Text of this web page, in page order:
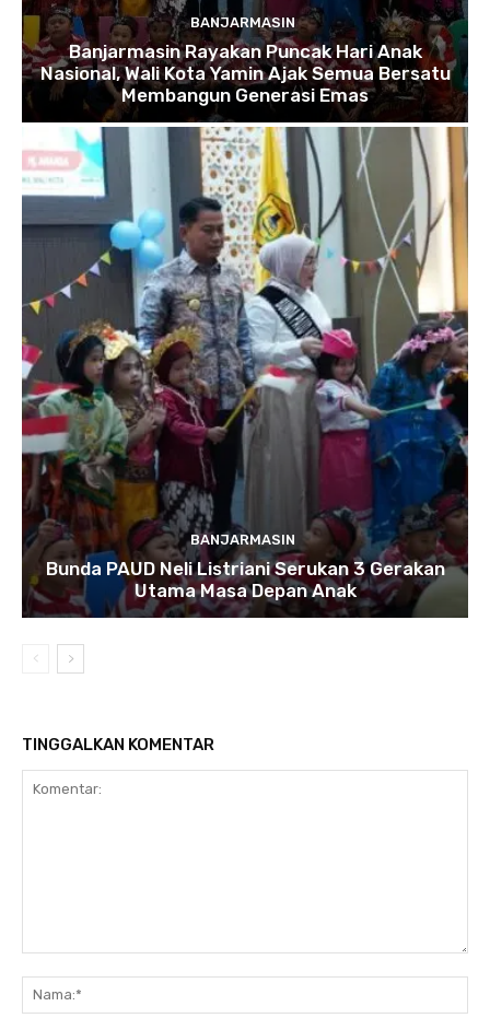
BANJARMASIN
Banjarmasin Rayakan Puncak Hari Anak
Nasional, Wali Kota Yamin Ajak Semua Bersatu
Membangun Generasi Emas
BANJARMASIN
Bunda PAUD Neli Listriani Serukan 3 Gerakan
Utama Masa Depan Anak
TINGGALKAN KOMENTAR